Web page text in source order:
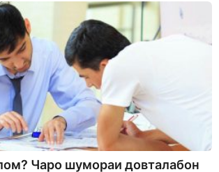
Чаро шумораи довталабон